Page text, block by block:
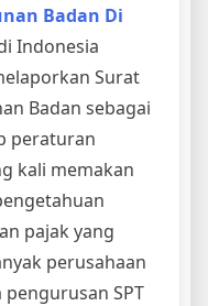
Badan Di
Indonesia
Surat
Badan sebagai
peraturan
kali memakan
pajak yang
perusahaan
SPT